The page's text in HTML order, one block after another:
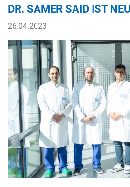
DR. SAMER SAID IST
26.04.2023